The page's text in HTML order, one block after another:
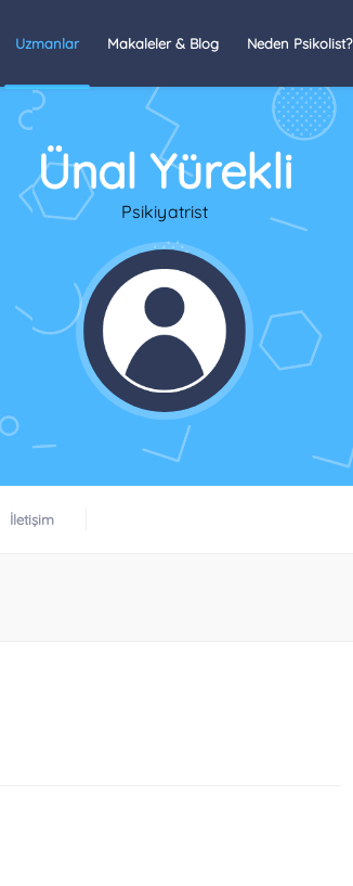
Uzmanlar Makaleler & Blog Neden Psikolist?
Ünal Yürekli
Psikiyatrist
İletişim